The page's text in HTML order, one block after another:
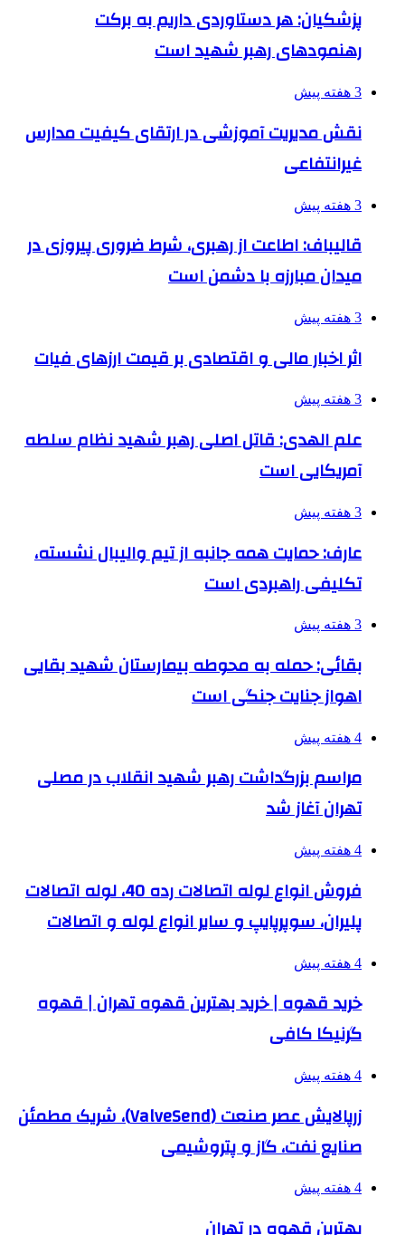
پزشکیان: هر دستاوردی داریم به برکت
رهنمودهای رهبر شهید است
3 هفته پیش
نقش مدیریت آموزشی در ارتقای کیفیت مدارس
غیرانتفاعی
3 هفته پیش
قالیباف: اطاعت از رهبری، شرط ضروری پیروزی در
میدان مبارزه با دشمن است
3 هفته پیش
اثر اخبار مالی و اقتصادی بر قیمت ارزهای فیات
3 هفته پیش
علم الهدی: قاتل اصلی رهبر شهید نظام سلطه
آمریکایی است
3 هفته پیش
عارف: حمایت همه جانبه از تیم والیبال نشسته،
تکلیفی راهبردی است
3 هفته پیش
بقائی: حمله به محوطه بیمارستان شهید بقایی
اهواز جنایت جنگی است
4 هفته پیش
مراسم بزرگداشت رهبر شهید انقلاب در مصلی
تهران آغاز شد
4 هفته پیش
فروش انواع لوله اتصالات رده 40، لوله اتصالات
پلیران، سوپرپایپ و سایر انواع لوله و اتصالات
4 هفته پیش
خرید قهوه | خرید بهترین قهوه تهران | قهوه
گرنیکا کافی
4 هفته پیش
زرپالایش عصر صنعت (ValveSend)، شریک مطمئن
صنایع نفت، گاز و پتروشیمی
4 هفته پیش
بهترین قهوه در تهران